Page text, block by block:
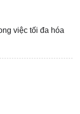
việc tối đa hóa